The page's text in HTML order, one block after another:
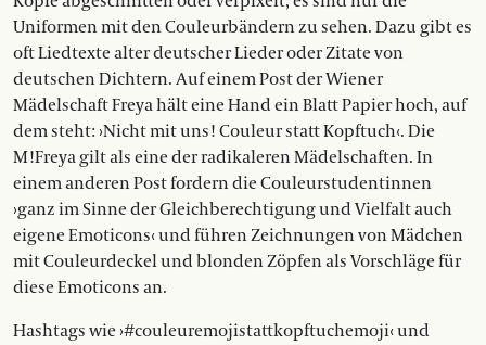
Uniformen mit den Couleurbändern zu sehen. Dazu gibt es
oft Liedtexte alter deutscher Lieder oder Zitate von
deutschen Dichtern. Auf einem Post der Wiener
Mädelschaft Freya hält eine Hand ein Blatt Papier hoch, auf
dem steht: ›Nicht mit uns! Couleur statt Kopftuch‹. Die
M!Freya gilt als eine der radikaleren Mädelschaften. In
einem anderen Post fordern die Couleurstudentinnen
›ganz im Sinne der Gleichberechtigung und Vielfalt auch
eigene Emoticons‹ und führen Zeichnungen von Mädchen
mit Couleurdeckel und blonden Zöpfen als Vorschläge für
diese Emoticons an.
Hashtags wie ›#couleur­emojistattkopftuchemoji‹ und